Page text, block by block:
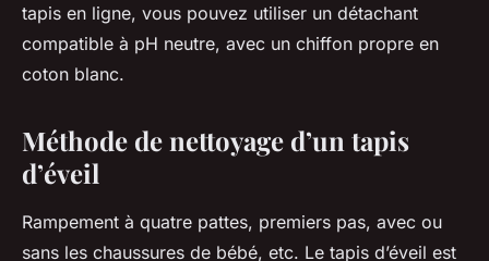
tapis en ligne, vous pouvez utiliser un détachant
compatible à pH neutre, avec un chiffon propre en
coton blanc.
Méthode de nettoyage d’un tapis
d’éveil
Rampement à quatre pattes, premiers pas, avec ou
sans les chaussures de bébé, etc. Le tapis d’éveil est